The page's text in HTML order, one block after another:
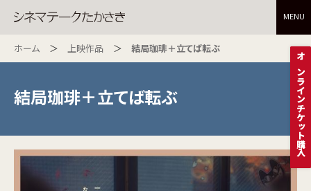
MENU
オンラインチケット購入
ホーム 上映作品 結局珈琲＋立てば転ぶ
結局珈琲＋立てば転ぶ